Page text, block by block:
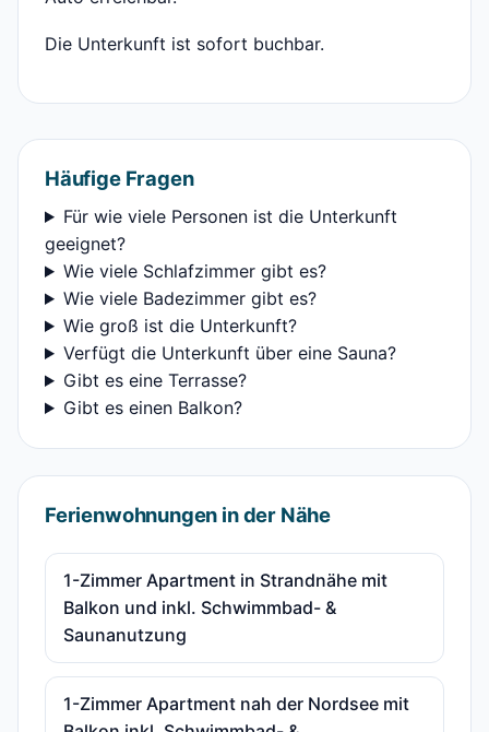
Die Unterkunft ist sofort buchbar.
Häufige Fragen
Für wie viele Personen ist die Unterkunft
geeignet?
Wie viele Schlafzimmer gibt es?
Wie viele Badezimmer gibt es?
Wie groß ist die Unterkunft?
Verfügt die Unterkunft über eine Sauna?
Gibt es eine Terrasse?
Gibt es einen Balkon?
Ferienwohnungen in der Nähe
1-Zimmer Apartment in Strandnähe mit
Balkon und inkl. Schwimmbad- &
Saunanutzung
1-Zimmer Apartment nah der Nordsee mit